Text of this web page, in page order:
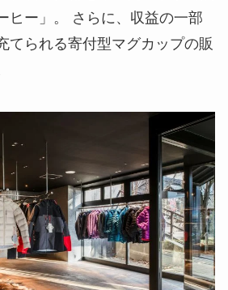
ヒー」。 さらに、収益の一部
てられる寄付型マグカップの販